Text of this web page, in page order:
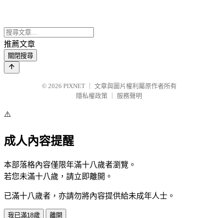
推薦文章
關閉搜尋
© 2026 PIXNET
文章與圖片權利屬原作者所有
隱私權政策
服務聲明
⚠️
成人內容提醒
本部落格內容僅限年滿十八歲者瀏覽。
若您未滿十八歲，請立即離開。
已滿十八歲者，亦請勿將內容提供給未成年人士。
我已滿18歲 離開